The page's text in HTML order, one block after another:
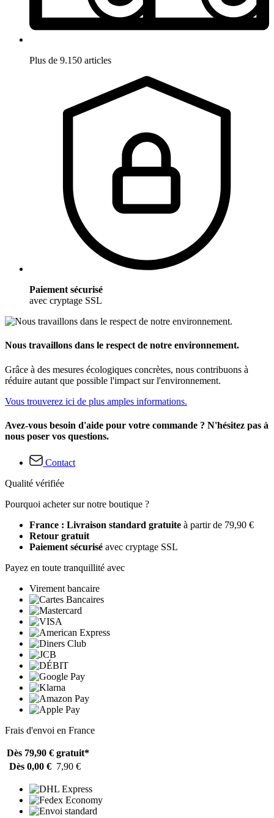
Plus de 9.150 articles
Paiement sécurisé
avec cryptage SSL
Nous travaillons dans le respect de notre environnement.
Grâce à des mesures écologiques concrètes, nous contribuons à
réduire autant que possible l'impact sur l'environnement.
Vous trouverez ici de plus amples informations.
Avez-vous besoin d'aide pour votre commande ? N'hésitez pas à
nous poser vos questions.
Contact
Qualité vérifiée
Pourquoi acheter sur notre boutique ?
France : Livraison standard gratuite à partir de 79,90 €
Retour gratuit
Paiement sécurisé avec cryptage SSL
Payez en toute tranquillité avec
Virement bancaire
Frais d'envoi en France
Dès 79,90 € gratuit*
Dès 0,00 € 7,90 €